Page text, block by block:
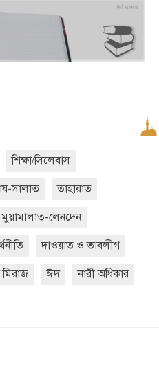
শিক্ষা/সিলেবাস
সালাত তাহারাত
মুয়ামালাত-লেনদেন
দাওয়াত ও তাবলীগ
ঈদ নারী অধিকার